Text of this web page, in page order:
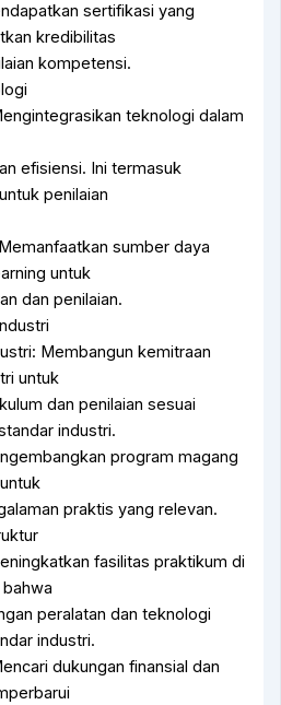
sertifikasi yang
kredibilitas
kompetensi.
teknologi dalam
efisiensi. Ini termasuk
penilaian
sumber daya
untuk
dan penilaian.
Membangun kemitraan
untuk
dan penilaian sesuai
industri.
program magang
praktis yang relevan.
fasilitas praktikum di
peralatan dan teknologi
industri.
dukungan finansial dan